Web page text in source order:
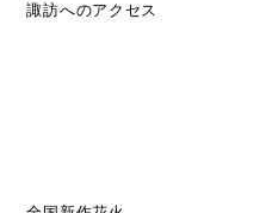
諏訪へのアクセス